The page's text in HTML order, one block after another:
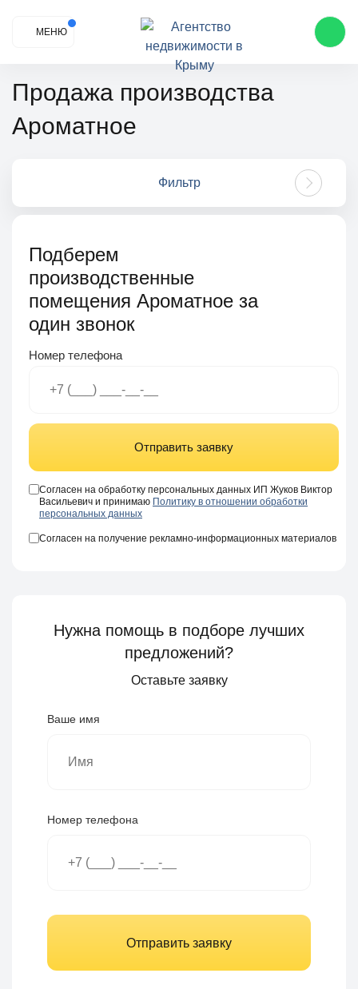
МЕНЮ
Продажа производства
Ароматное
Фильтр
Подберем
производственные
помещения Ароматное за
один звонок
Номер телефона
Отправить заявку
Согласен на обработку персональных данных ИП Жуков Виктор
Васильевич и принимаю Политику в отношении обработки
персональных данных
Согласен на получение рекламно-информационных материалов
Нужна помощь в подборе лучших
предложений?
Оставьте заявку
Ваше имя
Номер телефона
Отправить заявку